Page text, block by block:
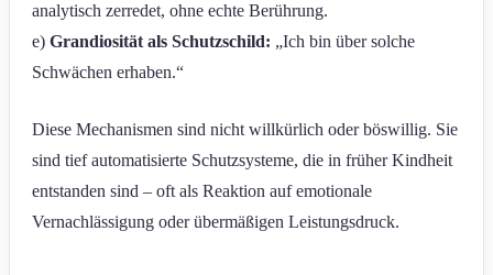
analytisch zerredet, ohne echte Berührung.
e) Grandiosität als Schutzschild: „Ich bin über solche
Schwächen erhaben.“
Diese Mechanismen sind nicht willkürlich oder böswillig. Sie
sind tief automatisierte Schutzsysteme, die in früher Kindheit
entstanden sind – oft als Reaktion auf emotionale
Vernachlässigung oder übermäßigen Leistungsdruck.